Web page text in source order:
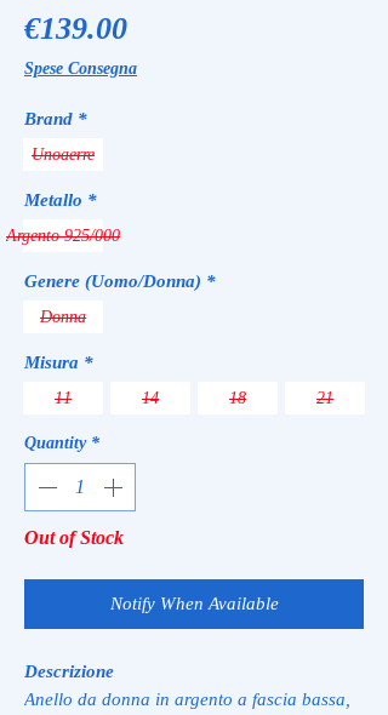
€139.00Price
Spese Consegna
Brand *
Unoaerre
Metallo *
Argento 925/000
Genere (Uomo/Donna) *
Donna
Misura *
11 14 18 21
Quantity *
Out of Stock
Notify When Available
Descrizione
Anello da donna in argento a fascia bassa,